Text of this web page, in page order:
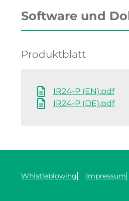
Software und
Produktblatt
IR24-P (EN).pdf
IR24-P (DE).pdf
Whistleblowing Impressum